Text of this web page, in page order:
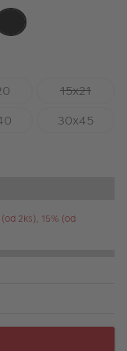
15x21
30x45
(od 2ks), 15% (od